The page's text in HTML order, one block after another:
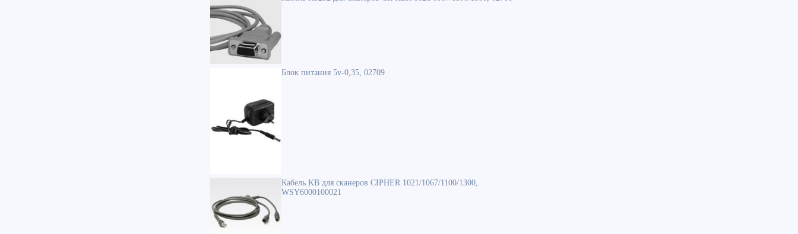
Блок питания 5v-0,35, 02709
Кабель KB для сканеров CIPHER 1021/1067/1100/1300,
WSY6000100021